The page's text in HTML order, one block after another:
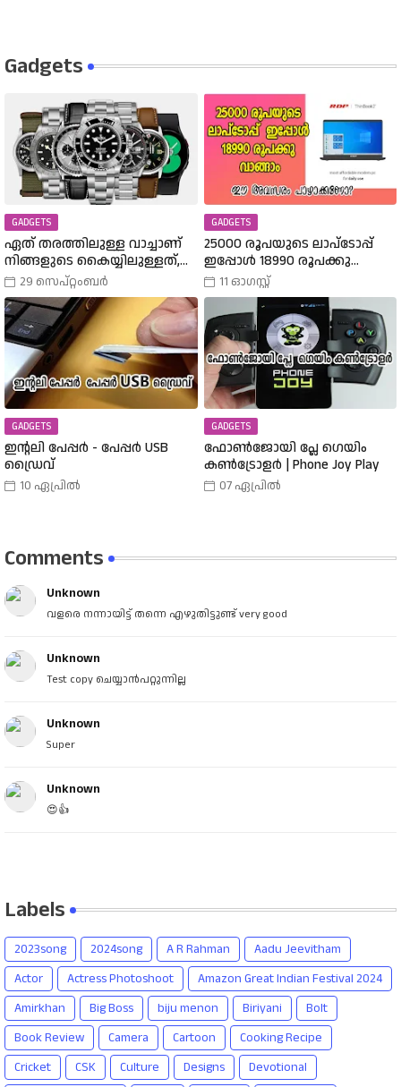
Gadgets
GADGETS
ഏത് തരത്തിലുള്ള വാച്ചാണ്
നിങ്ങളുടെ കൈയ്യിലുള്ളത്,
അത് എങ്ങനെ
തിരഞ്ഞെടുത്തു? വിവിധ
തരത്തിലുള്ള വാച്ചുകൾ
പരിചയപ്പെടാം.
29 സെപ്റ്റംബർ
GADGETS
25000 രൂപയുടെ ലാപ്ടോപ്പ്
ഇപ്പോൾ 18990 രൂപക്കു
വാങ്ങാം | Amazon Freedom Sale
Buy A 25000 Laptop In 18,900
Rupees |
11 ഓഗസ്റ്റ്
GADGETS
ഇന്റലി പേപ്പർ - പേപ്പർ USB
ഡ്രൈവ്
10 ഏപ്രിൽ
GADGETS
ഫോൺജോയി പ്ലേ ഗെയിം
കൺട്രോളർ | Phone Joy Play
07 ഏപ്രിൽ
Comments
Unknown
വളരെ നന്നായിട്ട് തന്നെ എഴുതിട്ടുണ്ട് very good
Unknown
Test copy ചെയ്യാൻപറ്റുന്നില്ല
Unknown
Super
Unknown
😍👍
Labels
2023song 2024song A R Rahman
Aadu Jeevitham
Actor
Actress Photoshoot
Amazon Great Indian Festival 2024
Amirkhan
Big Boss biju menon Biriyani
Bolt
Book Review
Camera Cartoon
Cooking Recipe
Cricket
CSK Culture Designs
Devotional